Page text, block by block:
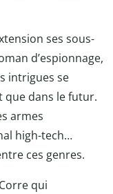
ses sous-
d’espionnage,
intrigues se
que dans le futur.
armes
high-tech…
ces genres.
qui